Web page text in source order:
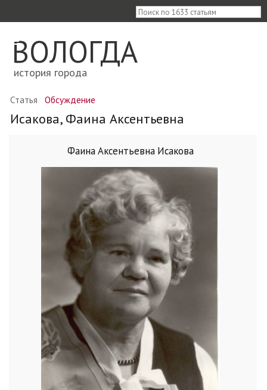
ВОЛОГДА
история города
≡
Статья Обсуждение
Исакова, Фаина Аксентьевна
Фаина Аксентьевна Исакова